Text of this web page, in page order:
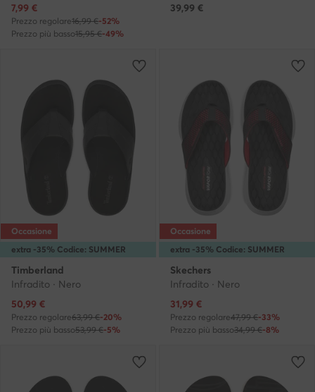
Prezzo attuale
7,99 €
Prezzo regolare16,99 €-52%
Prezzo più basso15,95 €-49%
39,99 €
extra -35% Codice: SUMMER
Occasione
Timberland
Infradito · Nero
Prezzo attuale
50,99 €
Prezzo regolare63,99 €-20%
Prezzo più basso53,99 €-5%
extra -35% Codice: SUMMER
Occasione
Skechers
Infradito · Nero
Prezzo attuale
31,99 €
Prezzo regolare47,99 €-33%
Prezzo più basso34,99 €-8%